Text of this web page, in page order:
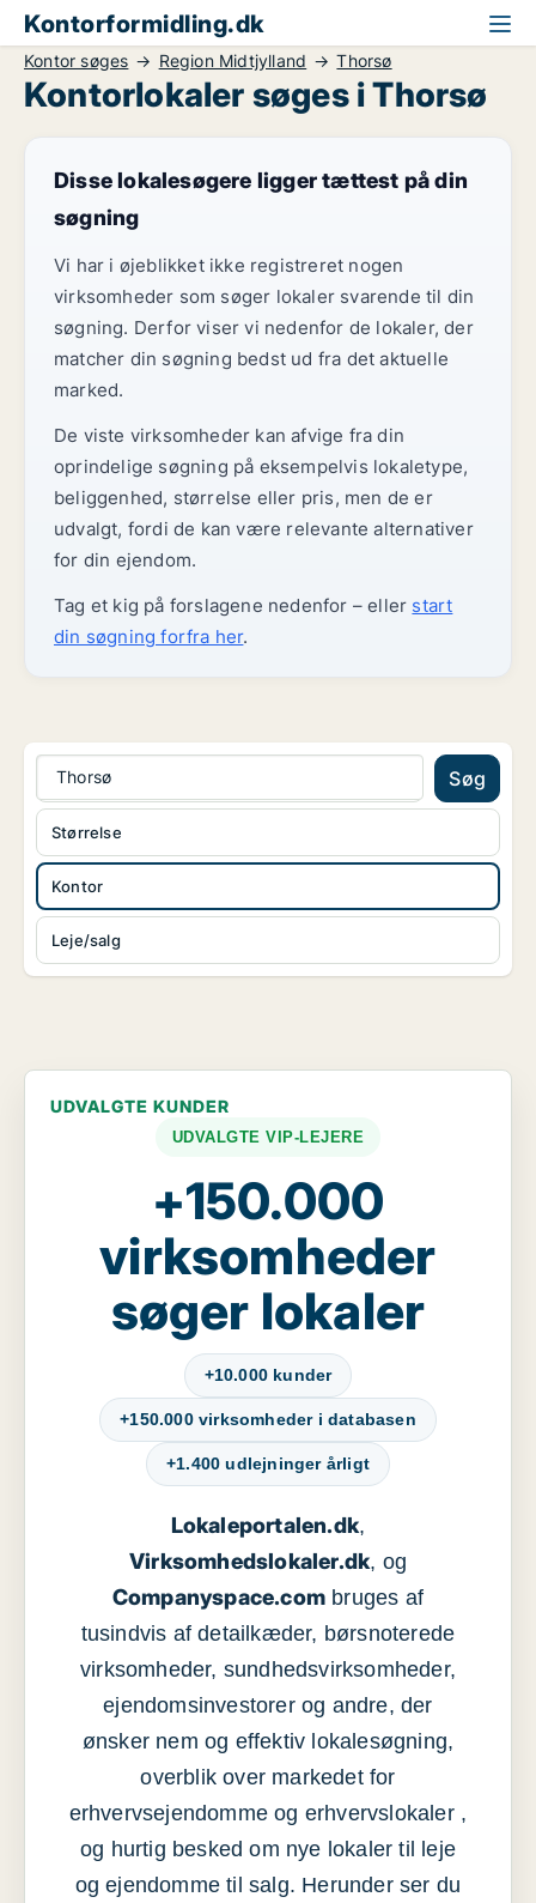
Kontorformidling.dk
Kontor søges Region Midtjylland Thorsø
Kontorlokaler søges i Thorsø
Disse lokalesøgere ligger tættest på din
søgning
Vi har i øjeblikket ikke registreret nogen
virksomheder som søger lokaler svarende til din
søgning. Derfor viser vi nedenfor de lokaler, der
matcher din søgning bedst ud fra det aktuelle
marked.
De viste virksomheder kan afvige fra din
oprindelige søgning på eksempelvis lokaletype,
beliggenhed, størrelse eller pris, men de er
udvalgt, fordi de kan være relevante alternativer
for din ejendom.
Tag et kig på forslagene nedenfor – eller start
din søgning forfra her.
Thorsø Søg
Kontor
Leje/salg
Størrelse
UDVALGTE KUNDER
UDVALGTE VIP-LEJERE
+150.000
virksomheder
søger lokaler
+10.000 kunder
+150.000 virksomheder i databasen
+1.400 udlejninger årligt
Lokaleportalen.dk,
Virksomhedslokaler.dk, og
Companyspace.com bruges af
tusindvis af detailkæder, børsnoterede
virksomheder, sundhedsvirksomheder,
ejendomsinvestorer og andre, der
ønsker nem og effektiv lokalesøgning,
overblik over markedet for
erhvervsejendomme og erhvervslokaler ,
og hurtig besked om nye lokaler til leje
og ejendomme til salg. Herunder ser du